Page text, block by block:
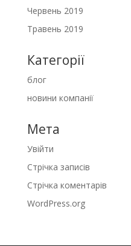
Червень 2019
Травень 2019
Категорії
блог
новини компанії
Мета
Увійти
Стрічка записів
Стрічка коментарів
WordPress.org